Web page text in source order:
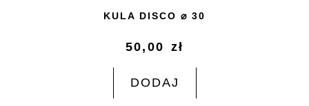
KULA DISCO ⌀ 30
50,00 zł
DODAJ